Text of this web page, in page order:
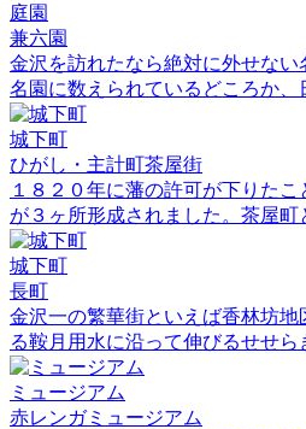
庭園
兼六園
金沢を訪れたなら絶対に外せな
名園に数えられているどころか
城下町
ひがし・主計町茶屋街
１８２０年に藩の許可が下りた
が３ヶ所形成されました。茶屋
城下町
長町
金沢一の繁華街といえば香林坊
る鞍月用水に沿って伸びるせせ
ミュージアム
赤レンガミュージアム